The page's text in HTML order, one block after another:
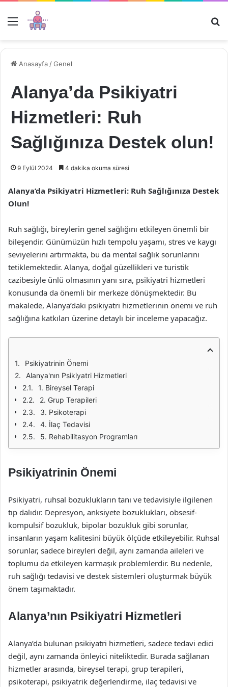
Menü
Anasayfa /Genel
Alanya’da Psikiyatri
Hizmetleri: Ruh
Sağlığınıza Destek olun!
9 Eylül 2024 4 dakika okuma süresi
Alanya’da Psikiyatri Hizmetleri: Ruh Sağlığınıza Destek
Olun!
Ruh sağlığı, bireylerin genel sağlığını etkileyen önemli bir
bileşendir. Günümüzün hızlı tempolu yaşamı, stres ve kaygı
seviyelerini artırmakta, bu da mental sağlık sorunlarını
tetiklemektedir. Alanya, doğal güzellikleri ve turistik
cazibesiyle ünlü olmasının yanı sıra, psikiyatri hizmetleri
konusunda da önemli bir merkeze dönüşmektedir. Bu
makalede, Alanya’daki psikiyatri hizmetlerinin önemi ve ruh
sağlığına katkıları üzerine detaylı bir inceleme yapacağız.
Psikiyatrinin Önemi
Alanya'nın Psikiyatri Hizmetleri
1. Bireysel Terapi
2. Grup Terapileri
3. Psikoterapi
4. İlaç Tedavisi
5. Rehabilitasyon Programları
Psikiyatrinin Önemi
Psikiyatri, ruhsal bozuklukların tanı ve tedavisiyle ilgilenen
tıp dalıdır. Depresyon, anksiyete bozuklukları, obsesif-
kompulsif bozukluk, bipolar bozukluk gibi sorunlar,
insanların yaşam kalitesini büyük ölçüde etkileyebilir. Ruhsal
sorunlar, sadece bireyleri değil, aynı zamanda aileleri ve
toplumu da etkileyen karmaşık problemlerdir. Bu nedenle,
ruh sağlığı tedavisi ve destek sistemleri oluşturmak büyük
önem taşımaktadır.
Alanya’nın Psikiyatri Hizmetleri
Alanya’da bulunan psikiyatri hizmetleri, sadece tedavi edici
değil, aynı zamanda önleyici niteliktedir. Burada sağlanan
hizmetler arasında, bireysel terapi, grup terapileri,
psikoterapi, psikiyatrik değerlendirme, ilaç tedavisi ve